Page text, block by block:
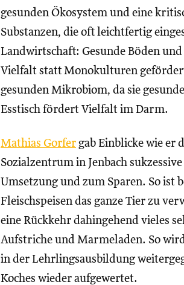
gesunden Ökosystem und eine
Substanzen, die oft leichtfertig
Landwirtschaft: Gesunde Böden
Vielfalt statt Monokulturen
gesunden Mikrobiom, da sie
Esstisch fördert Vielfalt im Darm.
Mathias Gorfer gab Einblicke wie er
Sozialzentrum in Jenbach
Umsetzung und zum Sparen. So ist
Fleischspeisen das ganze Tier zu
eine Rückkehr dahingehend vieles
Aufstriche und Marmeladen. So
in der Lehrlingsausbildung
Koches wieder aufgewertet.